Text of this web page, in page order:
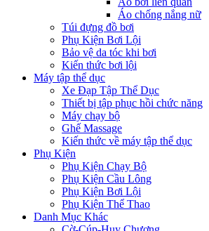
Áo chống nắng nữ
Túi đựng đồ bơi
Phụ Kiện Bơi Lội
Bảo vệ da tóc khi bơi
Kiến thức bơi lội
Máy tập thể dục
Xe Đạp Tập Thể Dục
Thiết bị tập phục hồi chức năng
Máy chạy bộ
Ghế Massage
Kiến thức về máy tập thể dục
Phụ Kiện
Phụ Kiện Chạy Bộ
Phụ Kiện Cầu Lông
Phụ Kiện Bơi Lội
Phụ Kiện Thể Thao
Danh Mục Khác